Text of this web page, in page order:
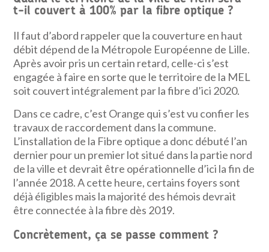
t-il couvert à 100% par la fibre optique ?
Il faut d’abord rappeler que la couverture en haut
débit dépend de la Métropole Européenne de Lille.
Après avoir pris un certain retard, celle-ci s’est
engagée à faire en sorte que le territoire de la MEL
soit couvert intégralement par la fibre d’ici 2020.
Dans ce cadre, c’est Orange qui s’est vu confier les
travaux de raccordement dans la commune.
L’installation de la Fibre optique a donc débuté l’an
dernier pour un premier lot situé dans la partie nord
de la ville et devrait être opérationnelle d’ici la fin de
l’année 2018. A cette heure, certains foyers sont
déjà éligibles mais la majorité des hémois devrait
être connectée à la fibre dès 2019.
Concrètement, ça se passe comment ?